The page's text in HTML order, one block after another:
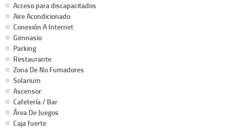
Acceso para discapacitados
Aire Acondicionado
Conexión A Internet
Gimnasio
Parking
Restaurante
Zona De No Fumadores
Solarium
Ascensor
Cafetería / Bar
Área De Juegos
Caja fuerte